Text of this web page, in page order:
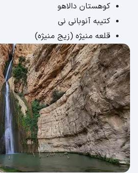
کوهستان دالاهو
کتیبه آنوبانی نی
قلعه منیژه (زیج منیژه)